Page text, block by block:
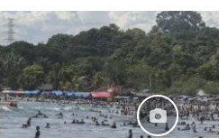
Kunjungi Cilegon,
potensi
maritim
31 Juli 2026 17:40